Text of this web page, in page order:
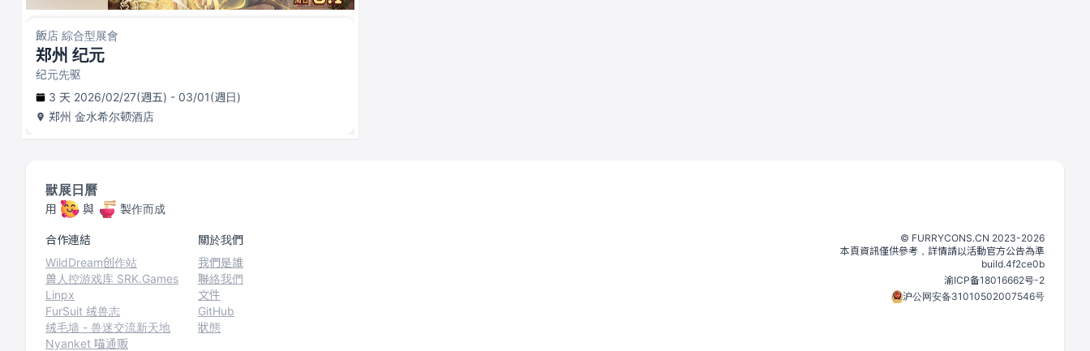
飯店 綜合型展會
郑州 纪元
纪元先驱
3 天 2026/02/27(週五) - 03/01(週日)
郑州 金水希尔顿酒店
獸展日曆
用 與 製作而成
合作連結
WildDream创作站
兽人控游戏库 SRK.Games
Linpx
FurSuit 绒兽志
绒毛墙 - 兽迷交流新天地
Nyanket 喵通贩
關於我們
我們是誰
聯絡我們
文件
GitHub
狀態
©️ FURRYCONS.CN 2023-2026
本頁資訊僅供參考，詳情請以活動官方公告為準
build.4f2ce0b
渝ICP备18016662号-2
沪公网安备31010502007546号